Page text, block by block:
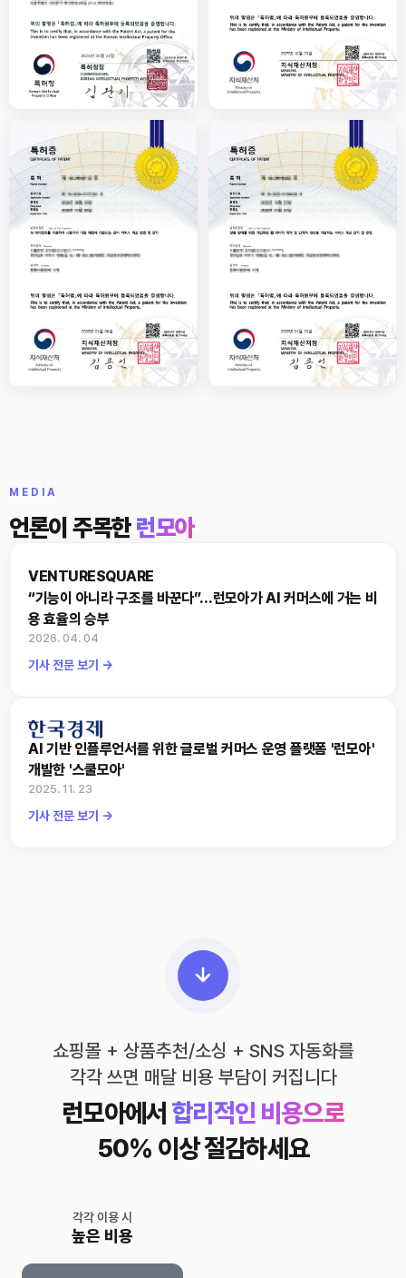
MEDIA
언론이 주목한런모아
VENTURESQUARE
“기능이 아니라 구조를 바꾼다”…런모아가 AI 커머스에 거는 비
용 효율의 승부
2026. 04. 04
기사 전문 보기 →
AI 기반 인플루언서를 위한 글로벌 커머스 운영 플랫폼 '런모아'
개발한 '스쿨모아'
2025. 11. 23
기사 전문 보기 →
쇼핑몰 + 상품추천/소싱 + SNS 자동화를
각각 쓰면 매달 비용 부담이 커집니다
런모아에서 합리적인 비용으로
50% 이상 절감하세요
각각 이용 시
높은 비용